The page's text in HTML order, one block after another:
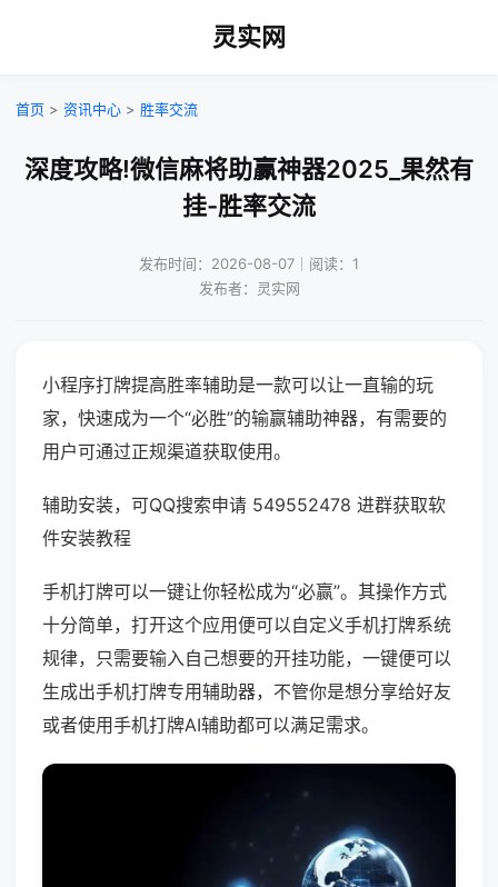
灵实网
首页 > 资讯中心 > 胜率交流
深度攻略!微信麻将助赢神器2025_果然有
挂-胜率交流
发布时间：2026-08-07｜阅读：1
发布者：灵实网
小程序打牌提高胜率辅助是一款可以让一直输的玩
家，快速成为一个“必胜”的输赢辅助神器，有需要的
用户可通过正规渠道获取使用。
辅助安装，可QQ搜索申请 549552478 进群获取软
件安装教程
手机打牌可以一键让你轻松成为“必赢”。其操作方式
十分简单，打开这个应用便可以自定义手机打牌系统
规律，只需要输入自己想要的开挂功能，一键便可以
生成出手机打牌专用辅助器，不管你是想分享给好友
或者使用手机打牌AI辅助都可以满足需求。